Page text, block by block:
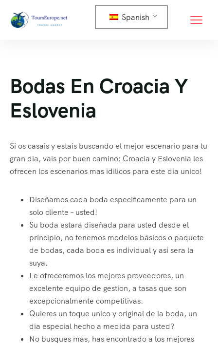
Spanish
Bodas En Croacia Y
Eslovenia
Si os casais y estais buscando el mejor escenario para tu
gran dia, vais por buen camino: Croacia y Eslovenia les
ofrecen los escenarios mas idilicos para este dia unico!
Diseñamos cada boda especificamente para un
solo cliente – usted!
Su boda estara diseñada para usted desde el
principio, no tenemos modelos básicos o paquete
de bodas, cada boda es individual y asi sera la
suya.
Le ofreceremos los mejores proveedores, un
excelente equipo de gestion, a tasas que son
excepcionalmente competitivas.
Quieres un toque unico y original de la boda, un
dia especial hecho a medida para usted?
No busques mas, has encontrado a los mejores